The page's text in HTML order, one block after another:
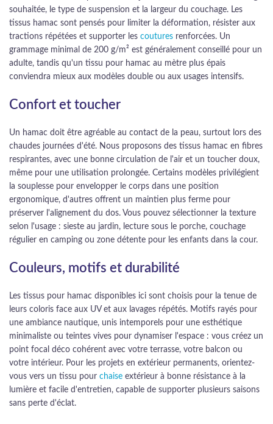
souhaitée, le type de suspension et la largeur du couchage. Les
tissus hamac sont pensés pour limiter la déformation, résister aux
tractions répétées et supporter les coutures renforcées. Un
grammage minimal de 200 g/m² est généralement conseillé pour un
adulte, tandis qu'un tissu pour hamac au mètre plus épais
conviendra mieux aux modèles double ou aux usages intensifs.
Confort et toucher
Un hamac doit être agréable au contact de la peau, surtout lors des
chaudes journées d'été. Nous proposons des tissus hamac en fibres
respirantes, avec une bonne circulation de l'air et un toucher doux,
même pour une utilisation prolongée. Certains modèles privilégient
la souplesse pour envelopper le corps dans une position
ergonomique, d'autres offrent un maintien plus ferme pour
préserver l'alignement du dos. Vous pouvez sélectionner la texture
selon l'usage : sieste au jardin, lecture sous le porche, couchage
régulier en camping ou zone détente pour les enfants dans la cour.
Couleurs, motifs et durabilité
Les tissus pour hamac disponibles ici sont choisis pour la tenue de
leurs coloris face aux UV et aux lavages répétés. Motifs rayés pour
une ambiance nautique, unis intemporels pour une esthétique
minimaliste ou teintes vives pour dynamiser l'espace : vous créez un
point focal déco cohérent avec votre terrasse, votre balcon ou
votre intérieur. Pour les projets en extérieur permanents, orientez-
vous vers un tissu pour chaise extérieur à bonne résistance à la
lumière et facile d'entretien, capable de supporter plusieurs saisons
sans perte d'éclat.